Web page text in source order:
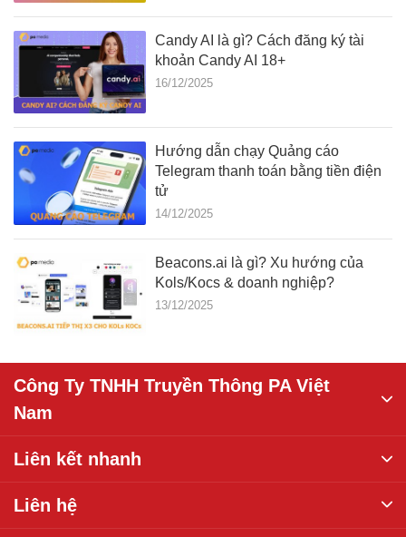
Candy AI là gì? Cách đăng ký tài
khoản Candy AI 18+
16/12/2025
Hướng dẫn chạy Quảng cáo
Telegram thanh toán bằng tiền điện
tử
14/12/2025
Beacons.ai là gì? Xu hướng của
Kols/Kocs & doanh nghiệp?
13/12/2025
Công Ty TNHH Truyền Thông PA Việt
Nam
Liên kết nhanh
Liên hệ